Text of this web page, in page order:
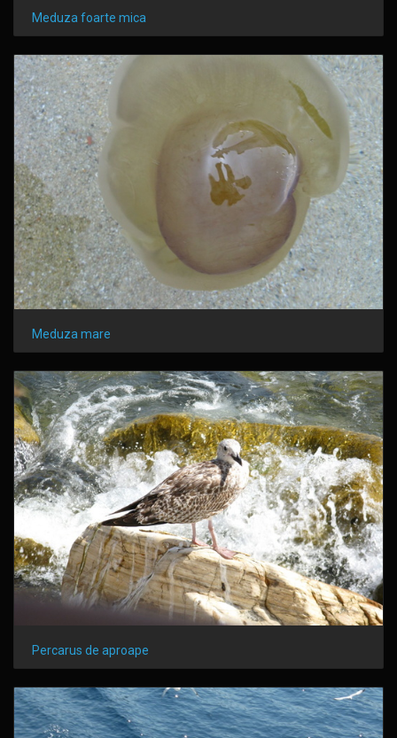
Meduza foarte mica
Meduza mare
Percarus de aproape